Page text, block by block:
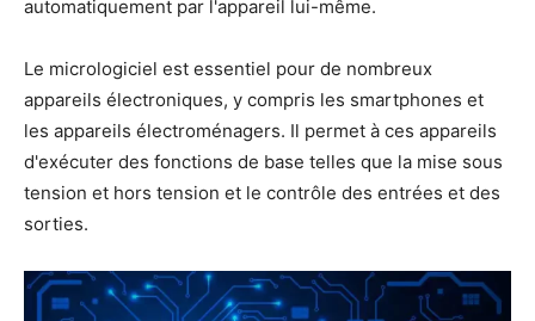
automatiquement par l'appareil lui-même.
Le micrologiciel est essentiel pour de nombreux
appareils électroniques, y compris les smartphones et
les appareils électroménagers. Il permet à ces appareils
d'exécuter des fonctions de base telles que la mise sous
tension et hors tension et le contrôle des entrées et des
sorties.